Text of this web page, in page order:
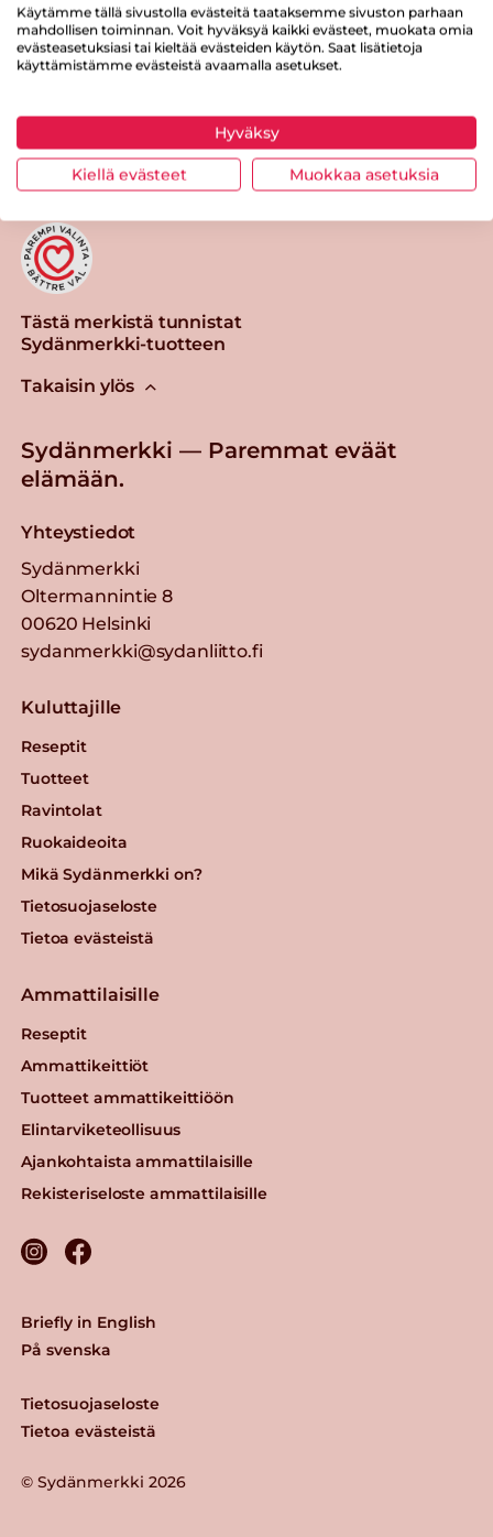
Tulosta sivu Jaa tuote
Tästä merkistä tunnistat
Sydänmerkki-tuotteen
Takaisin ylös
Sydänmerkki — Paremmat eväät
elämään.
Yhteystiedot
Sydänmerkki
Oltermannintie 8
00620 Helsinki
sydanmerkki@sydanliitto.fi
Kuluttajille
Reseptit
Tuotteet
Ravintolat
Ruokaideoita
Mikä Sydänmerkki on?
Tietosuojaseloste
Tietoa evästeistä
Ammattilaisille
Reseptit
Ammattikeittiöt
Tuotteet ammattikeittiöön
Elintarviketeollisuus
Ajankohtaista ammattilaisille
Rekisteriseloste ammattilaisille
© Sydänmerkki 2026
Tietosuojaseloste
Tietoa evästeistä
Briefly in English
På svenska
Käytämme tällä sivustolla evästeitä taataksemme sivuston parhaan
mahdollisen toiminnan. Voit hyväksyä kaikki evästeet, muokata omia
evästeasetuksiasi tai kieltää evästeiden käytön. Saat lisätietoja
käyttämistämme evästeistä avaamalla asetukset.
Hyväksy
Kiellä evästeet Muokkaa asetuksia